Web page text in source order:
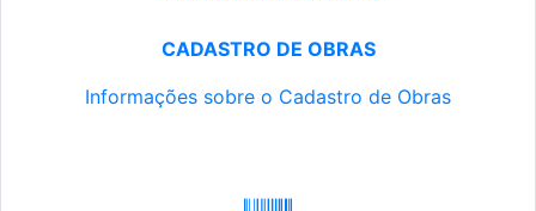
CADASTRO DE OBRAS
Informações sobre o Cadastro de Obras